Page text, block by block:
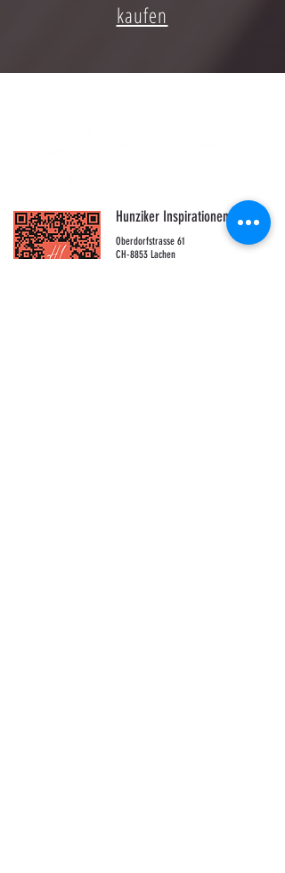
kaufen
Hunziker Inspirationen GmbH
Oberdorfstrasse 61
CH-8853 Lachen